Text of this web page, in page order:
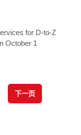
for D-to-Z
October 1
下一页